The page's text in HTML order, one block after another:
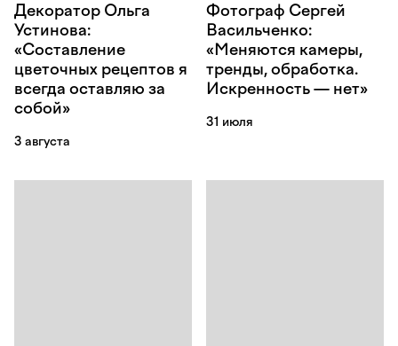
Декоратор Ольга
Устинова:
«Составление
цветочных рецептов я
всегда оставляю за
собой»
3 августа
Фотограф Сергей
Васильченко:
«Меняются камеры,
тренды, обработка.
Искренность — нет»
31 июля